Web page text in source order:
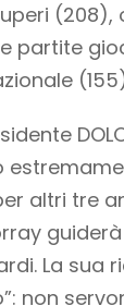
(208),
partite
altri tre
La sua
non